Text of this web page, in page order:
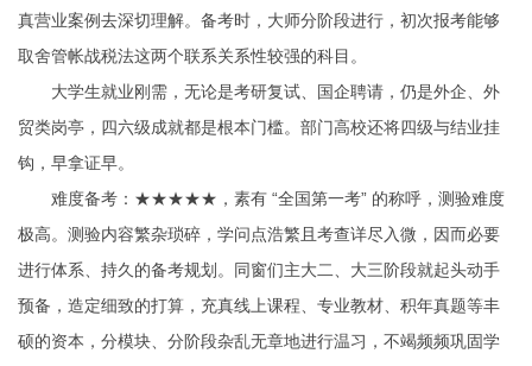
真营业案例去深切理解。备考时，大师分阶段进行，初次报考能够
取舍管帐战税法这两个联系关系性较强的科目。
大学生就业刚需，无论是考研复试、国企聘请，仍是外企、外
贸类岗亭，四六级成就都是根本门槛。部门高校还将四级与结业挂
钩，早拿证早。
难度备考：★★★★★，素有 “全国第一考” 的称呼，测验难度
极高。测验内容繁杂琐碎，学问点浩繁且考查详尽入微，因而必要
进行体系、持久的备考规划。同窗们主大二、大三阶段就起头动手
预备，造定细致的打算，充真线上课程、专业教材、积年真题等丰
硕的资本，分模块、分阶段杂乱无章地进行温习，不竭频频巩固学